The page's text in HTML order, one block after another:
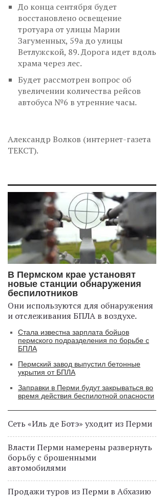
До конца сентября будет
восстановлено освещение
тротуара от улицы Марии
Загуменных, 59а до улицы
Ветлужской, 89. Дорога идет вдоль
храма через лес.
Будет рассмотрен вопрос об
увеличении количества рейсов
автобуса №6 в утренние часы.
Александр Волков (интернет-газета
ТЕКСТ).
В Пермском крае установят
новые станции обнаружения
беспилотников
Они используются для обнаружения
и отслеживания БПЛА в воздухе.
Стала известна зарплата бойцов
пермского подразделения по борьбе с
БПЛА
Пермский завод выпустил бетонные
укрытия от БПЛА
Заправки в Перми будут закрываться во
время действия беспилотной опасности
Сеть «Иль де Ботэ» уходит из Перми
Власти Перми намерены развернуть
борьбу с брошенными
автомобилями
Продажи туров из Перми в Абхазию